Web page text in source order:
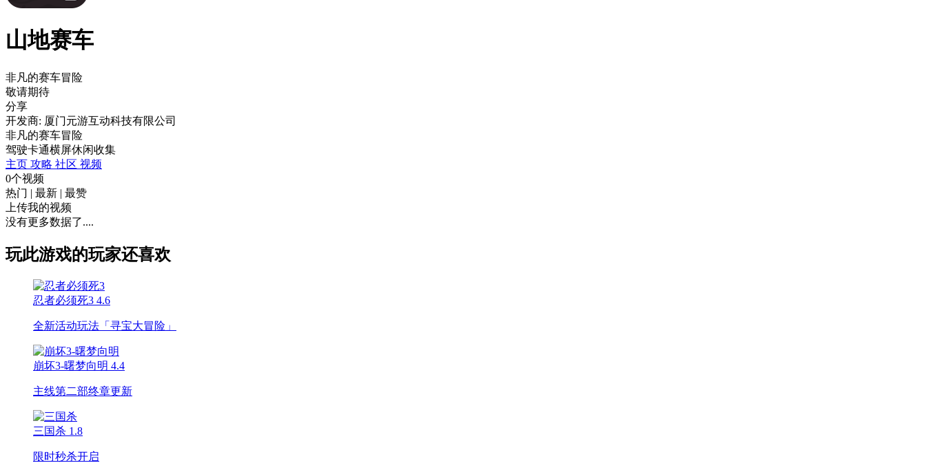
山地赛车
非凡的赛车冒险
敬请期待
分享
开发商: 厦门元游互动科技有限公司
非凡的赛车冒险
驾驶卡通横屏休闲收集
主页 攻略 社区 视频
0个视频
热门 | 最新 | 最赞
上传我的视频
没有更多数据了....
玩此游戏的玩家还喜欢
忍者必须死3 4.6
全新活动玩法「寻宝大冒险」
崩坏3-曙梦向明 4.4
主线第二部终章更新
三国杀 1.8
限时秒杀开启